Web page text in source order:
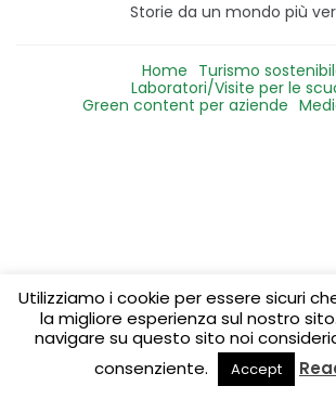
Storie da un mondo più
Home Turismo
Laboratori/Visite per le
Green content per aziende
Utilizziamo i cookie per essere sicuri
la migliore esperienza sul nostro
navigare su questo sito noi
consenziente.
Accept